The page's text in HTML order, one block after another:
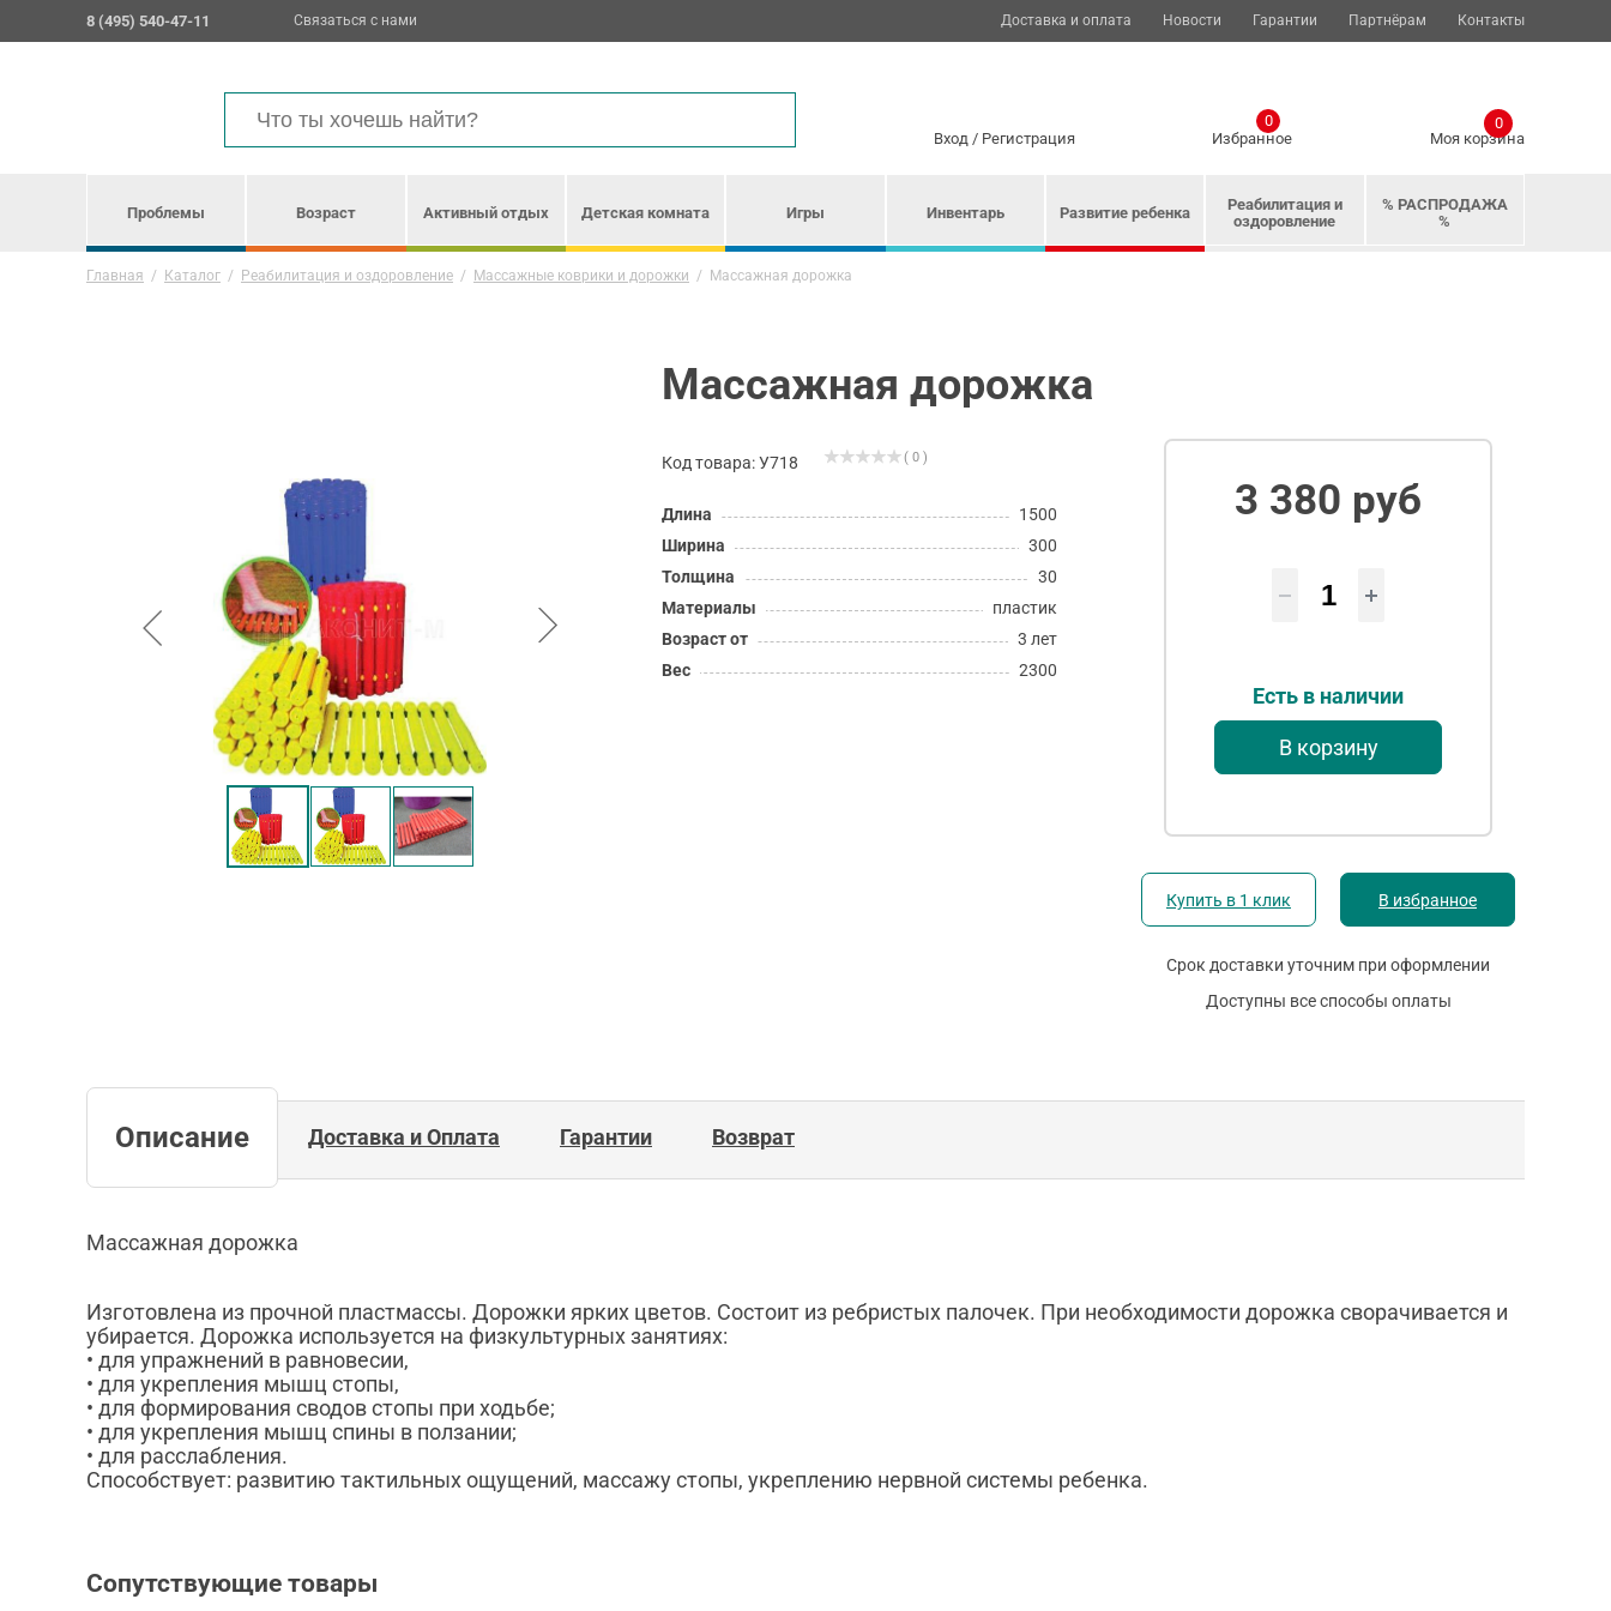
8 (495) 540-47-11 Связаться с нами Доставка и оплата Новости Гарантии Партнёрам Контакты
Вход/ Регистрация Избранное
0
Моя корзина
0
Проблемы Возраст Активный отдых Детская комната Игры Инвентарь Развитие ребенка
Реабилитация и
оздоровление
% РАСПРОДАЖА
%
Главная / Каталог / Реабилитация и оздоровление / Массажные коврики и дорожки / Массажная дорожка
Массажная дорожка
Код товара: У718 ( 0 )
Длина
1500
Ширина
300
Толщина
30
Материалы
пластик
Возраст от
3 лет
Вес
2300
3 380 руб
Есть в наличии
В корзину
Купить в 1 клик В избранное
Срок доставки уточним при оформлении
Доступны все способы оплаты
Описание Доставка и Оплата Гарантии Возврат
Массажная дорожка
Изготовлена из прочной пластмассы. Дорожки ярких цветов. Состоит из ребристых палочек. При необходимости дорожка сворачивается и
убирается. Дорожка используется на физкультурных занятиях:
• для упражнений в равновесии,
• для укрепления мышц стопы,
• для формирования сводов стопы при ходьбе;
• для укрепления мышц спины в ползании;
• для расслабления.
Способствует: развитию тактильных ощущений, массажу стопы, укреплению нервной системы ребенка.
Сопутствующие товары